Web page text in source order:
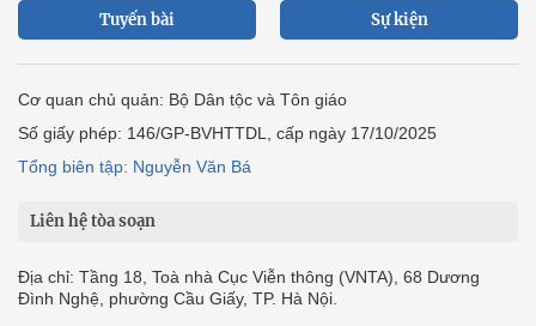
Tuyến bài Sự kiện
Cơ quan chủ quản: Bộ Dân tộc và Tôn giáo
Số giấy phép: 146/GP-BVHTTDL, cấp ngày 17/10/2025
Tổng biên tập: Nguyễn Văn Bá
Liên hệ tòa soạn
Địa chỉ: Tầng 18, Toà nhà Cục Viễn thông (VNTA), 68 Dương
Đình Nghệ, phường Cầu Giấy, TP. Hà Nội.